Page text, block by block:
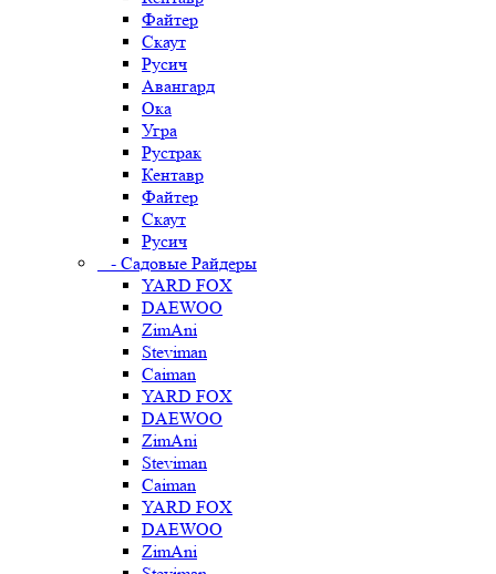
Файтер
Скаут
Русич
Авангард
Ока
Угра
Рустрак
Кентавр
Файтер
Скаут
Русич
- Садовые Райдеры
YARD FOX
DAEWOO
ZimAni
Steviman
Caiman
YARD FOX
DAEWOO
ZimAni
Steviman
Caiman
YARD FOX
DAEWOO
ZimAni